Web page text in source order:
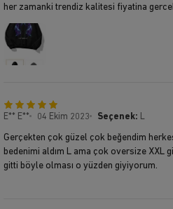
her zamanki trendiz kalitesi fiyatina
E** E** 04 Ekim 2023 Seçenek: L
Gerçekten çok güzel çok beğendim
bedenimi aldım L ama çok oversize XXL
gitti böyle olması o yüzden giyiyorum.